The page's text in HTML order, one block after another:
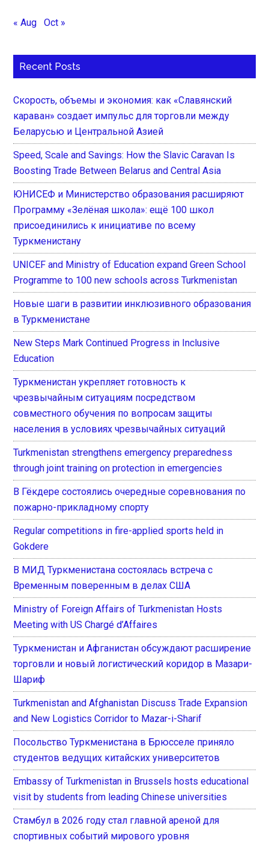
« Aug Oct »
Recent Posts
Скорость, объемы и экономия: как «Славянский
караван» создает импульс для торговли между
Беларусью и Центральной Азией
Speed, Scale and Savings: How the Slavic Caravan Is
Boosting Trade Between Belarus and Central Asia
ЮНИСЕФ и Министерство образования расширяют
Программу «Зелёная школа»: ещё 100 школ
присоединились к инициативе по всему
Туркменистану
UNICEF and Ministry of Education expand Green School
Programme to 100 new schools across Turkmenistan
Новые шаги в развитии инклюзивного образования
в Туркменистане
New Steps Mark Continued Progress in Inclusive
Education
Туркменистан укрепляет готовность к
чрезвычайным ситуациям посредством
совместного обучения по вопросам защиты
населения в условиях чрезвычайных ситуаций
Turkmenistan strengthens emergency preparedness
through joint training on protection in emergencies
В Гёкдере состоялись очередные соревнования по
пожарно-прикладному спорту
Regular competitions in fire-applied sports held in
Gokdere
В МИД Туркменистана состоялась встреча с
Временным поверенным в делах США
Ministry of Foreign Affairs of Turkmenistan Hosts
Meeting with US Chargé d’Affaires
Туркменистан и Афганистан обсуждают расширение
торговли и новый логистический коридор в Мазари-
Шариф
Turkmenistan and Afghanistan Discuss Trade Expansion
and New Logistics Corridor to Mazar-i-Sharif
Посольство Туркменистана в Брюсселе приняло
студентов ведущих китайских университетов
Embassy of Turkmenistan in Brussels hosts educational
visit by students from leading Chinese universities
Стамбул в 2026 году стал главной ареной для
спортивных событий мирового уровня